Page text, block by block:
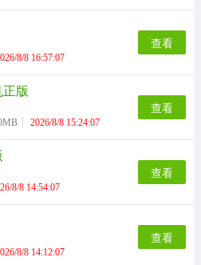
款应用
传奇手游
942款应用
手赚网赚
款应用
绝地求生
34款应用
我的世界
款应用
像素游戏
700款应用
款应用
pc游戏
3449款应用
8/8 16:57:07
查看
版
2026/8/8 15:24:07
查看
8/8 14:54:07
查看
8/8 14:12:07
查看